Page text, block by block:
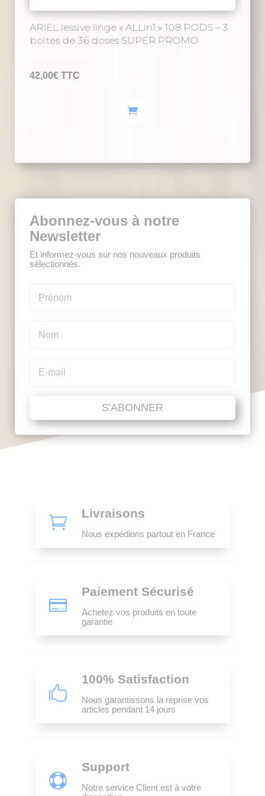
ARIEL lessive linge « ALLin1 » 108 PODS – 3
boites de 36 doses SUPER PROMO
42,00€ TTC
Abonnez-vous à notre
Newsletter
Et informez-vous sur nos nouveaux produits
sélectionnés.
S'ABONNER

Livraisons
Nous expédions partout en France

Paiement Sécurisé
Achetez vos produits en toute
garantie

100% Satisfaction
Nous garantissons la reprise vos
articles pendant 14 jours

Support
Notre service Client est à votre